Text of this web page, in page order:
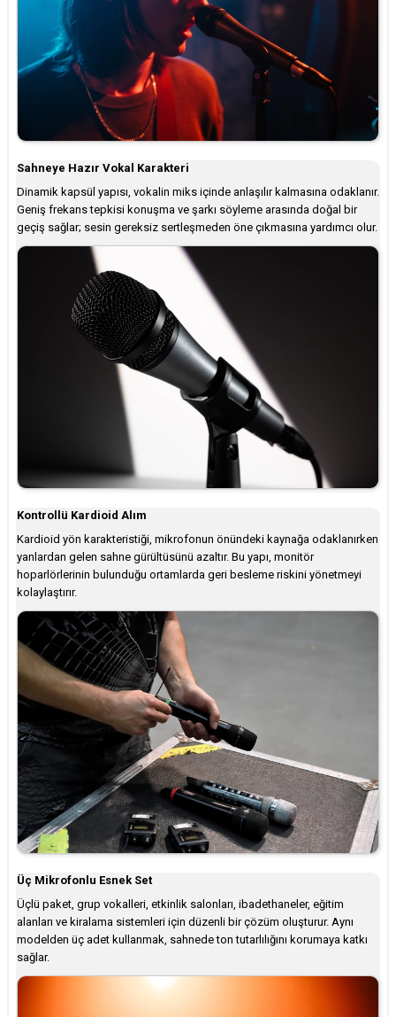
Sahneye Hazır Vokal Karakteri
Dinamik kapsül yapısı, vokalin miks içinde anlaşılır kalmasına odaklanır.
Geniş frekans tepkisi konuşma ve şarkı söyleme arasında doğal bir
geçiş sağlar; sesin gereksiz sertleşmeden öne çıkmasına yardımcı olur.
Kontrollü Kardioid Alım
Kardioid yön karakteristiği, mikrofonun önündeki kaynağa odaklanırken
yanlardan gelen sahne gürültüsünü azaltır. Bu yapı, monitör
hoparlörlerinin bulunduğu ortamlarda geri besleme riskini yönetmeyi
kolaylaştırır.
Üç Mikrofonlu Esnek Set
Üçlü paket, grup vokalleri, etkinlik salonları, ibadethaneler, eğitim
alanları ve kiralama sistemleri için düzenli bir çözüm oluşturur. Aynı
modelden üç adet kullanmak, sahnede ton tutarlılığını korumaya katkı
sağlar.